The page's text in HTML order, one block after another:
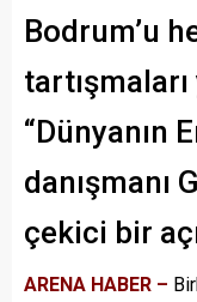
Bodrum’u
“Dünyanın
danışmanı
çekici bir
ARENA HABER –